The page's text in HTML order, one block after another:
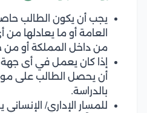
يجب أن يكون الطالب
العامة أو ما يعادلها
من داخل المملكة أو من
إذا كان يعمل في أى
أن يحصل الطالب على
بالدراسة.
للمسار الإداري/